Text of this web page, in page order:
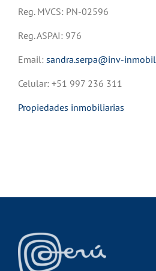
Reg. MVCS: PN-02596
Reg. ASPAI: 976
Email: sandra.serpa@inv-
Celular: +51 997 236 311
Propiedades inmobiliarias